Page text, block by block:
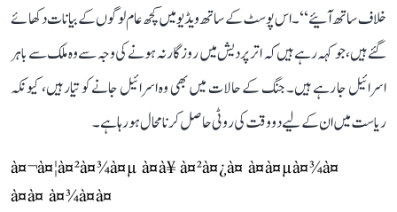
خلاف ساتھ آئیے‘‘۔ اس پوسٹ کے ساتھ ویڈیو میں کچھ عام لوگوں کے بیانات دکھائے
گئے ہیں، جو کہہ رہے ہیں کہ اتر پردیش میں روزگار نہ ہونے کی وجہ سے وہ ملک سے باہر
اسرائیل جا رہے ہیں۔ جنگ کے حالات میں بھی وہ اسرائیل جانے کو تیار ہیں، کیونکہ
ریاست میں ان کے لیے دو وقت کی روٹی حاصل کرنا محال ہو رہا ہے۔
à¤¬à¤¦à¤²à¤¾à¤µ à¤à¥ à¤²à¤¿à¤ à¤à¤µà¤¾à¤
à¤à¤ à¤¾à¤à¤